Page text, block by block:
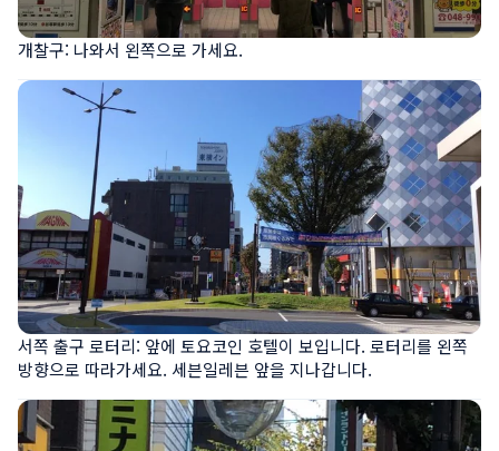
개찰구: 나와서 왼쪽으로 가세요.
서쪽 출구 로터리: 앞에 토요코인 호텔이 보입니다. 로터리를 왼쪽
방향으로 따라가세요. 세븐일레븐 앞을 지나갑니다.